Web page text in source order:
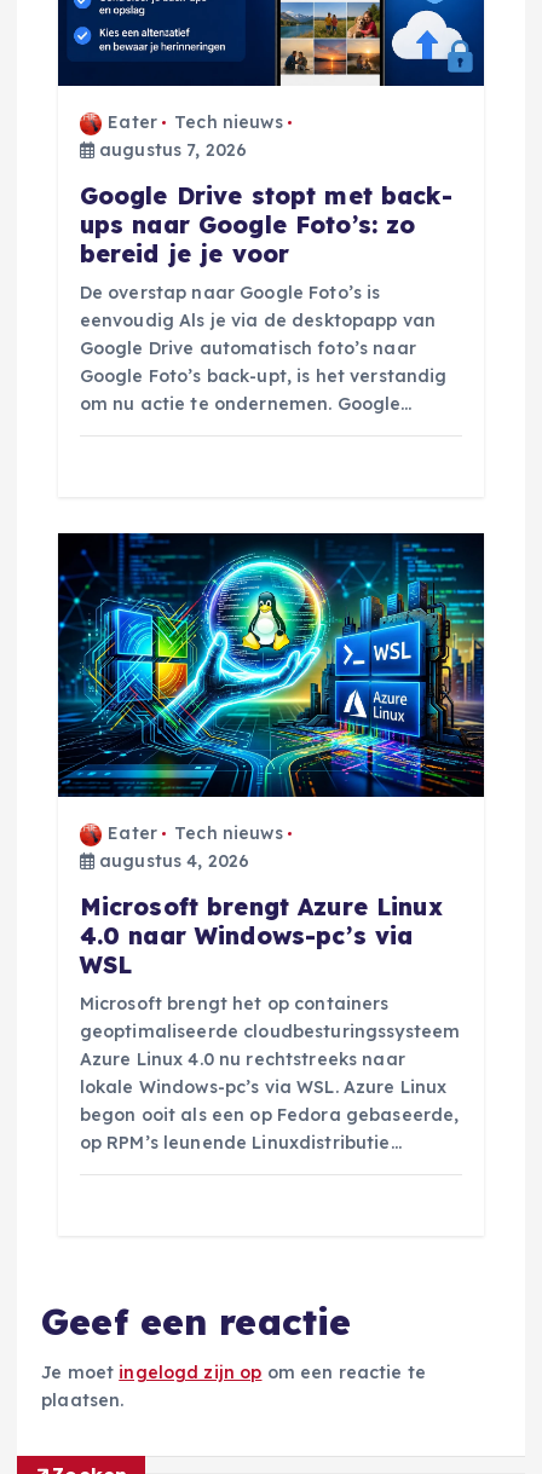
g
Eater
Tech nieuws
augustus 7, 2026
Google Drive stopt met back-
ups naar Google Foto’s: zo
bereid je je voor
De overstap naar Google Foto’s is
eenvoudig Als je via de desktopapp van
Google Drive automatisch foto’s naar
Google Foto’s back-upt, is het verstandig
om nu actie te ondernemen. Google…
Eater
Tech nieuws
augustus 4, 2026
Microsoft brengt Azure Linux
4.0 naar Windows-pc’s via
WSL
Microsoft brengt het op containers
geoptimaliseerde cloudbesturingssysteem
Azure Linux 4.0 nu rechtstreeks naar
lokale Windows-pc’s via WSL. Azure Linux
begon ooit als een op Fedora gebaseerde,
op RPM’s leunende Linuxdistributie…
Geef een reactie
Je moet ingelogd zijn op om een reactie te
plaatsen.